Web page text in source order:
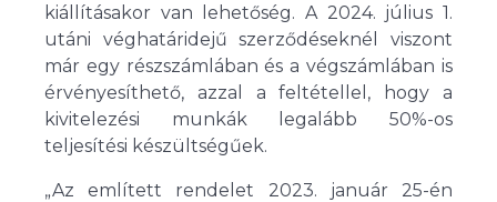
kiállításakor van lehetőség. A 2024. július 1.
utáni véghatáridejű szerződéseknél viszont
már egy részszámlában és a végszámlában is
érvényesíthető, azzal a feltétellel, hogy a
kivitelezési munkák legalább 50%-os
teljesítési készültségűek.
„Az említett rendelet 2023. január 25-én